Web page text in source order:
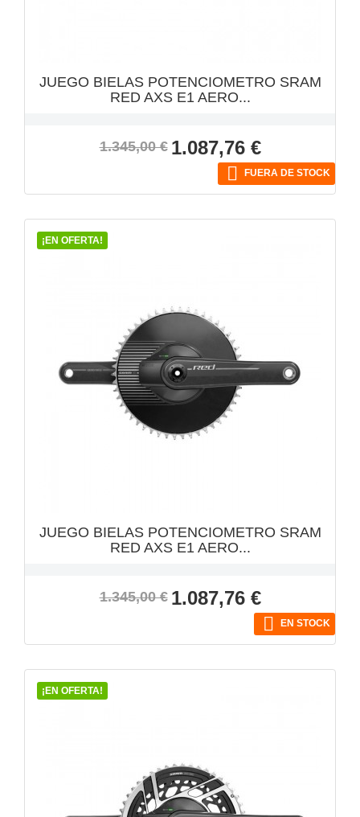
JUEGO BIELAS POTENCIOMETRO SRAM
RED AXS E1 AERO...
Precio
1.345,00 € Precio
1.087,76 €
 FUERA DE STOCK
¡EN OFERTA!
JUEGO BIELAS POTENCIOMETRO SRAM
RED AXS E1 AERO...
Precio
1.345,00 € Precio
1.087,76 €
 EN STOCK
¡EN OFERTA!
VISTA RÁPIDA